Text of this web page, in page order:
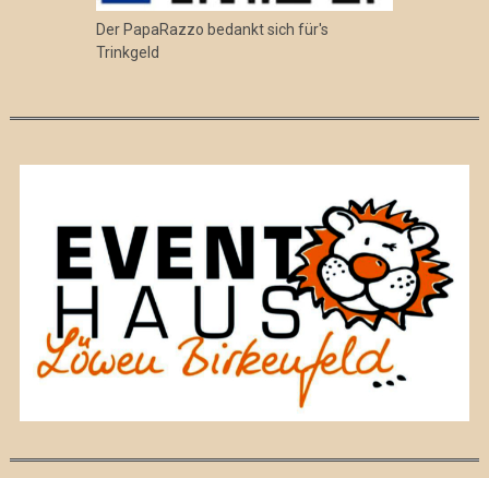
Der PapaRazzo bedankt sich für's
Trinkgeld